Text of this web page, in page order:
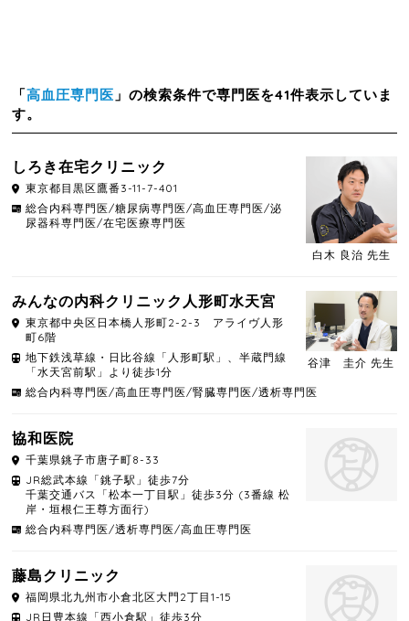
「高血圧専門医 」の検索条件で専門医を41件表示していま
す。
白木 良治 先生
しろき在宅クリニック
東京都目黒区鷹番3-11-7-401
総合内科専門医/糖尿病専門医/高血圧専門医/泌
尿器科専門医/在宅医療専門医
谷津 圭介 先生
みんなの内科クリニック人形町水天宮
東京都中央区日本橋人形町2-2-3 アライヴ人形
町6階
地下鉄浅草線・日比谷線「人形町駅」、半蔵門線
「水天宮前駅」より徒歩1分
総合内科専門医/高血圧専門医/腎臓専門医/透析専門医
協和医院
千葉県銚子市唐子町8-33
JR総武本線「銚子駅」徒歩7分
千葉交通バス「松本一丁目駅」徒歩3分 (3番線 松
岸・垣根仁王尊方面行)
総合内科専門医/透析専門医/高血圧専門医
藤島クリニック
福岡県北九州市小倉北区大門2丁目1-15
JR日豊本線「西小倉駅」徒歩3分